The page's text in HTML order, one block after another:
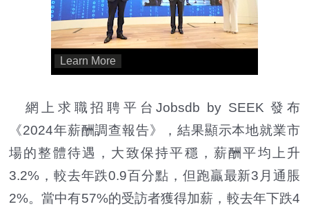
網上求職招聘平台Jobsdb by SEEK 發布
《2024年薪酬調查報告》，結果顯示本地就業市
場的整體待遇，大致保持平穩，薪酬平均上升
3.2%，較去年跌0.9百分點，但跑贏最新3月通脹
2%。當中有57%的受訪者獲得加薪，較去年下跌4